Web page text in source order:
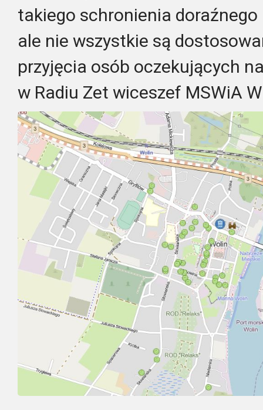
takiego schronienia
ale nie wszystkie są
przyjęcia osób oczekujących
w Radiu Zet wiceszef MSWiA